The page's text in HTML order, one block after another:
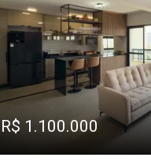
R$ 1.100.000